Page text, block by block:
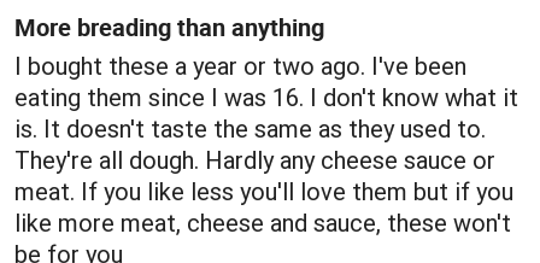
More breading than anything
I bought these a year or two ago. I've been
eating them since I was 16. I don't know what it
is. It doesn't taste the same as they used to.
They're all dough. Hardly any cheese sauce or
meat. If you like less you'll love them but if you
like more meat, cheese and sauce, these won't
be for you